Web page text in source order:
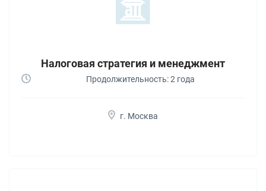
Налоговая стратегия и менеджмент
Продолжительность: 2 года
г. Москва